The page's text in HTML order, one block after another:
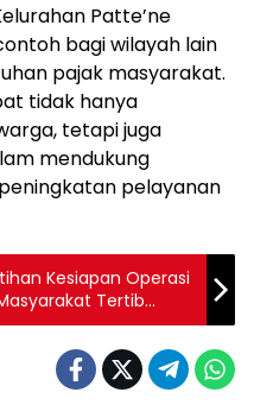
Patte’ne
bagi wilayah lain
pajak masyarakat.
tidak hanya
tetapi juga
mendukung
pelayanan
Kesiapan Operasi
Tertib